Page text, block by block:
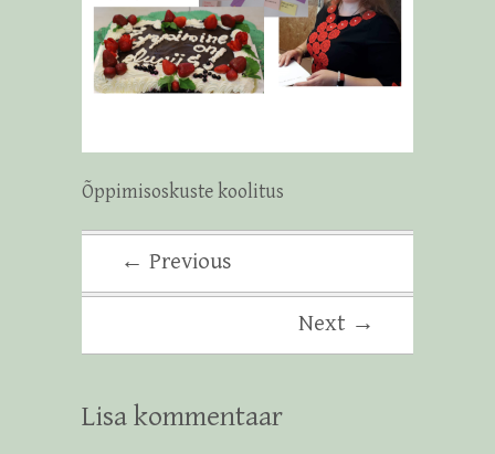
Õppimisoskuste koolitus
← Previous
Next →
Lisa kommentaar